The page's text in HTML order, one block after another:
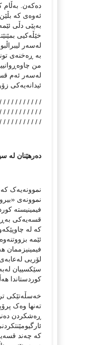
دەکەن. بەڵام
ئەوەی کە بڵێن
بەپێی دڵی
خێڵەکیی
لەسەر
بە ڕەخنەی
من
لەسەر ئەم
ئیدانەیەکی
/ / / / / / / / / /
/ / / / / / / / / /
/ / / / / / / / / /
دەرهێنان لە
نموونەیەک
نموونەی
فیمینیستە
قسەیەکی
کە لە
ئێمه‌
فیمینیزممان
لۆریی
سێکسییان
کوردستاندا
خەسڵەتێکی
تەنها وەک
ڕەشکردن
کە چەند